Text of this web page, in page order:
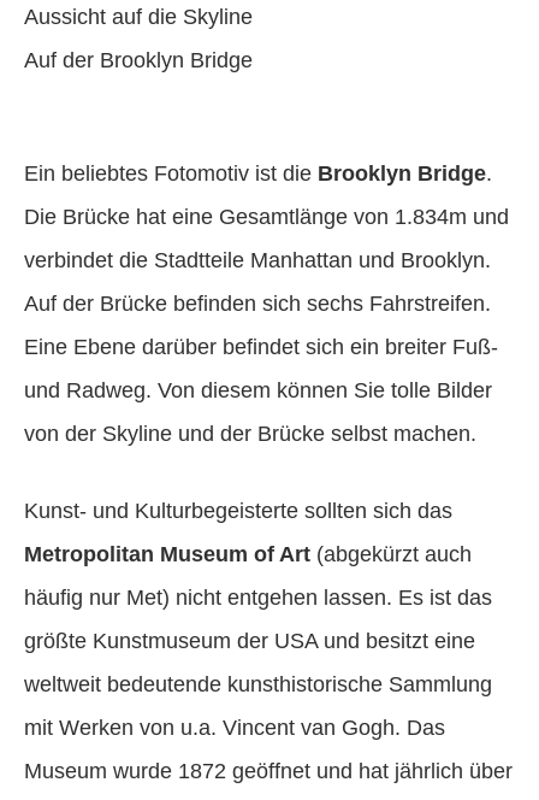
Auf der Brooklyn Bridge
Ein beliebtes Fotomotiv ist die Brooklyn Bridge.
Die Brücke hat eine Gesamtlänge von 1.834m und
verbindet die Stadtteile Manhattan und Brooklyn.
Auf der Brücke befinden sich sechs Fahrstreifen.
Eine Ebene darüber befindet sich ein breiter Fuß-
und Radweg. Von diesem können Sie tolle Bilder
von der Skyline und der Brücke selbst machen.
Kunst- und Kulturbegeisterte sollten sich das
Metropolitan Museum of Art (abgekürzt auch
häufig nur Met) nicht entgehen lassen. Es ist das
größte Kunstmuseum der USA und besitzt eine
weltweit bedeutende kunsthistorische Sammlung
mit Werken von u.a. Vincent van Gogh. Das
Museum wurde 1872 geöffnet und hat jährlich über